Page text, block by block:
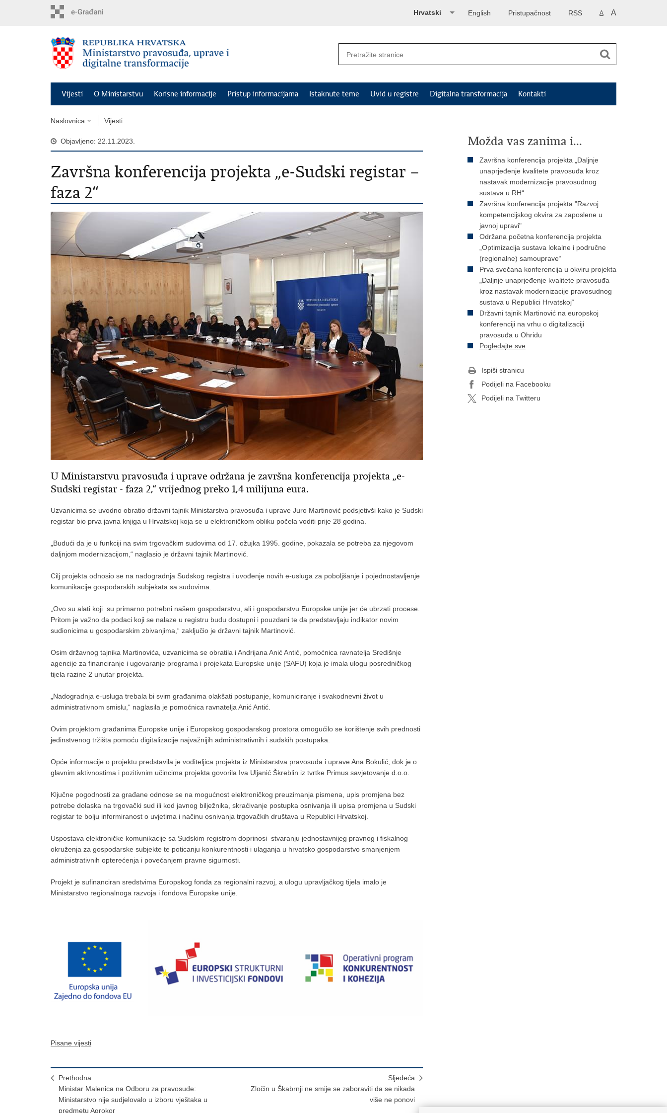
A A
RSS
Pristupačnost
English
Hrvatski
Vijesti O Ministarstvu Korisne informacije Pristup informacijama Istaknute teme Uvid u registre Digitalna transformacija Kontakti
Naslovnica Vijesti
Objavljeno: 22.11.2023.
Završna konferencija projekta „e-Sudski registar –
faza 2“
U Ministarstvu pravosuđa i uprave održana je završna konferencija projekta „e-
Sudski registar - faza 2,“ vrijednog preko 1,4 milijuna eura.
Uzvanicima se uvodno obratio državni tajnik Ministarstva pravosuđa i uprave Juro Martinović podsjetivši kako je Sudski
registar bio prva javna knjiga u Hrvatskoj koja se u elektroničkom obliku počela voditi prije 28 godina.
„Budući da je u funkciji na svim trgovačkim sudovima od 17. ožujka 1995. godine, pokazala se potreba za njegovom
daljnjom modernizacijom,“ naglasio je državni tajnik Martinović.
Cilj projekta odnosio se na nadogradnja Sudskog registra i uvođenje novih e-usluga za poboljšanje i pojednostavljenje
komunikacije gospodarskih subjekata sa sudovima.
„Ovo su alati koji su primarno potrebni našem gospodarstvu, ali i gospodarstvu Europske unije jer će ubrzati procese.
Pritom je važno da podaci koji se nalaze u registru budu dostupni i pouzdani te da predstavljaju indikator novim
sudionicima u gospodarskim zbivanjima,“ zaključio je državni tajnik Martinović.
Osim državnog tajnika Martinovića, uzvanicima se obratila i Andrijana Anić Antić, pomoćnica ravnatelja Središnje
agencije za financiranje i ugovaranje programa i projekata Europske unije (SAFU) koja je imala ulogu posredničkog
tijela razine 2 unutar projekta.
„Nadogradnja e-usluga trebala bi svim građanima olakšati postupanje, komuniciranje i svakodnevni život u
administrativnom smislu,“ naglasila je pomoćnica ravnatelja Anić Antić.
Ovim projektom građanima Europske unije i Europskog gospodarskog prostora omogućilo se korištenje svih prednosti
jedinstvenog tržišta pomoću digitalizacije najvažnijih administrativnih i sudskih postupaka.
Opće informacije o projektu predstavila je voditeljica projekta iz Ministarstva pravosuđa i uprave Ana Bokulić, dok je o
glavnim aktivnostima i pozitivnim učincima projekta govorila Iva Uljanić Škreblin iz tvrtke Primus savjetovanje d.o.o.
Ključne pogodnosti za građane odnose se na mogućnost elektroničkog preuzimanja pismena, upis promjena bez
potrebe dolaska na trgovački sud ili kod javnog bilježnika, skraćivanje postupka osnivanja ili upisa promjena u Sudski
registar te bolju informiranost o uvjetima i načinu osnivanja trgovačkih društava u Republici Hrvatskoj.
Uspostava elektroničke komunikacije sa Sudskim registrom doprinosi stvaranju jednostavnijeg pravnog i fiskalnog
okruženja za gospodarske subjekte te poticanju konkurentnosti i ulaganja u hrvatsko gospodarstvo smanjenjem
administrativnih opterećenja i povećanjem pravne sigurnosti.
Projekt je sufinanciran sredstvima Europskog fonda za regionalni razvoj, a ulogu upravljačkog tijela imalo je
Ministarstvo regionalnoga razvoja i fondova Europske unije.
Pisane vijesti
Prethodna
Ministar Malenica na Odboru za pravosuđe:
Ministarstvo nije sudjelovalo u izboru vještaka u
predmetu Agrokor
Sljedeća
Zločin u Škabrnji ne smije se zaboraviti da se nikada
više ne ponovi
Možda vas zanima i...
Završna konferencija projekta „Daljnje
unaprjeđenje kvalitete pravosuđa kroz
nastavak modernizacije pravosudnog
sustava u RH“
Završna konferencija projekta "Razvoj
kompetencijskog okvira za zaposlene u
javnoj upravi"
Održana početna konferencija projekta
„Optimizacija sustava lokalne i područne
(regionalne) samouprave“
Prva svečana konferencija u okviru projekta
„Daljnje unaprjeđenje kvalitete pravosuđa
kroz nastavak modernizacije pravosudnog
sustava u Republici Hrvatskoj“
Državni tajnik Martinović na europskoj
konferenciji na vrhu o digitalizaciji
pravosuđa u Ohridu
Pogledajte sve
Ispiši stranicu
Podijeli na Facebooku
Podijeli na Twitteru